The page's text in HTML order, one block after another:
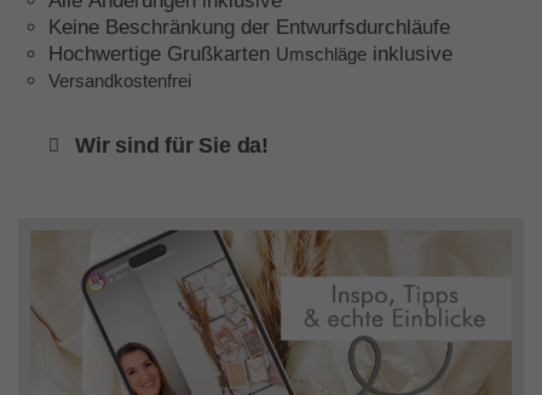
Keine Beschränkung der Entwurfsdurchläufe
Hochwertige Grußkarten Umschläge inklusive
Versandkostenfrei
Wir sind für Sie da!